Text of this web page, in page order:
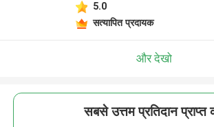
5.0
सत्यापित प्रदायक
और देखो
सबसे उत्तम प्रतिदान प्राप्त